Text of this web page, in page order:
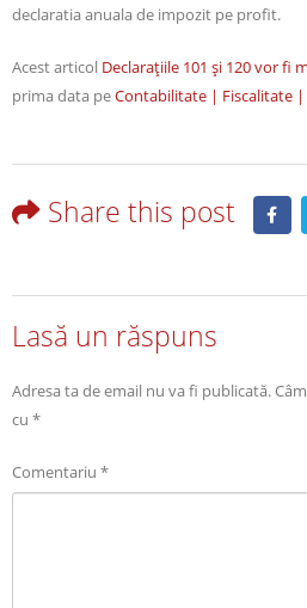
declaratia anuala de impozit pe profit.
Acest articol Declaraţiile 101 şi 120 vor fi
prima data peContabilitate | Fiscalitate |
Share this post
Lasă un răspuns
Adresa ta de email nu va fi publicată.
cu *
Comentariu *